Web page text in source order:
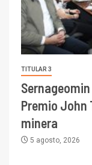
TITULAR 3
Premio John
minera
5 agosto, 2026